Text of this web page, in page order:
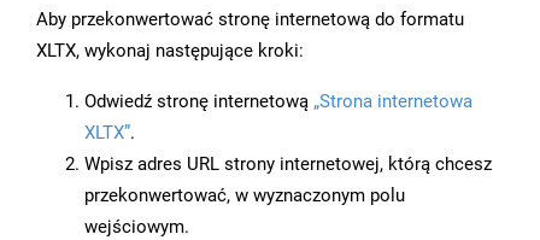
Aby przekonwertować stronę internetową do formatu
XLTX, wykonaj następujące kroki:
Odwiedź stronę internetową „Strona internetowa
XLTX”.
Wpisz adres URL strony internetowej, którą chcesz
przekonwertować, w wyznaczonym polu
wejściowym.